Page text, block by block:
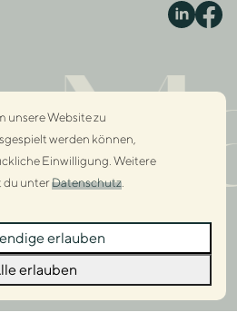
unsere Website zu
werden können,
Einwilligung. Weitere
du unterDatenschutz
erlauben
erlauben